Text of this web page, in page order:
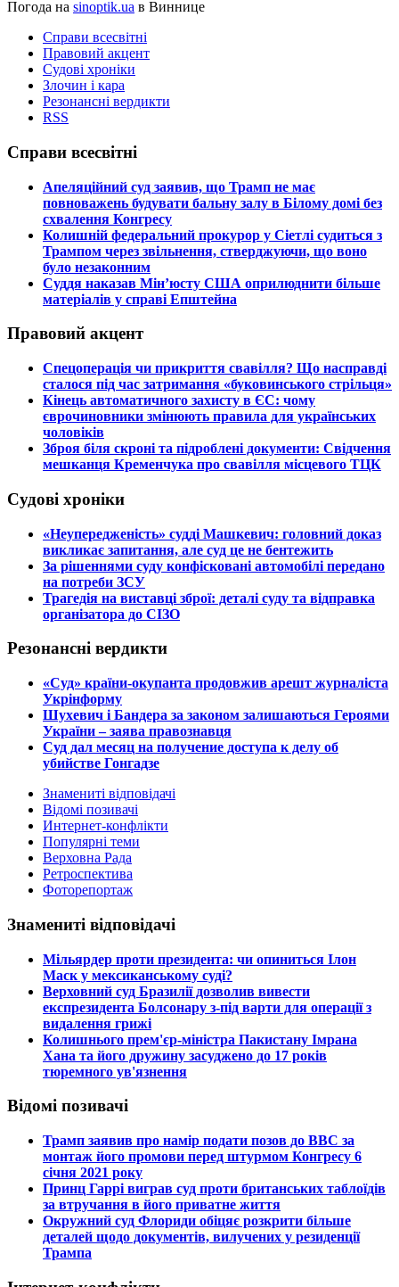
Погода на sinoptik.ua в Виннице
Справи всесвітні
Правовий акцент
Судові хроніки
Злочин і кара
Резонансні вердикти
RSS
Справи всесвітні
​Апеляційний суд заявив, що Трамп не має
повноважень будувати бальну залу в Білому домі без
схвалення Конгресу
​Колишній федеральний прокурор у Сіетлі судиться з
Трампом через звільнення, стверджуючи, що воно
було незаконним
​Суддя наказав Мін’юсту США оприлюднити більше
матеріалів у справі Епштейна
Правовий акцент
​Спецоперація чи прикриття свавілля? Що насправді
сталося під час затримання «буковинського стрільця»
​Кінець автоматичного захисту в ЄС: чому
єврочиновники змінюють правила для українських
чоловіків
​Зброя біля скроні та підроблені документи: Свідчення
мешканця Кременчука про свавілля місцевого ТЦК
Судові хроніки
​«Неупередженість» судді Машкевич: головний доказ
викликає запитання, але суд це не бентежить
​За рішеннями суду конфісковані автомобілі передано
на потреби ЗСУ
​Трагедія на виставці зброї: деталі суду та відправка
організатора до СІЗО
Резонансні вердикти
​«Суд» країни-окупанта продовжив арешт журналіста
Укрінформу
Шухевич і Бандера за законом залишаються Героями
України – заява правознавця
Суд дал месяц на получение доступа к делу об
убийстве Гонгадзе
Знамениті відповідачі
Відомі позивачі
Интернет-конфлікти
Популярні теми
Верховна Рада
Ретроспектива
Фоторепортаж
Знамениті відповідачі
​Мільярдер проти президента: чи опиниться Ілон
Маск у мексиканському суді?
​Верховний суд Бразилії дозволив вивести
експрезидента Болсонару з-під варти для операції з
видалення грижі
​Колишнього прем'єр-міністра Пакистану Імрана
Хана та його дружину засуджено до 17 років
тюремного ув'язнення
Відомі позивачі
​Трамп заявив про намір подати позов до ВВС за
монтаж його промови перед штурмом Конгресу 6
січня 2021 року
​Принц Гаррі виграв суд проти британських таблоїдів
за втручання в його приватне життя
​Окружний суд Флориди обіцяє розкрити більше
деталей щодо документів, вилучених у резиденції
Трампа